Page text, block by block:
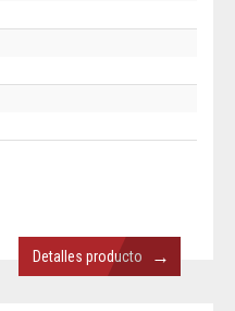
Detalles producto →